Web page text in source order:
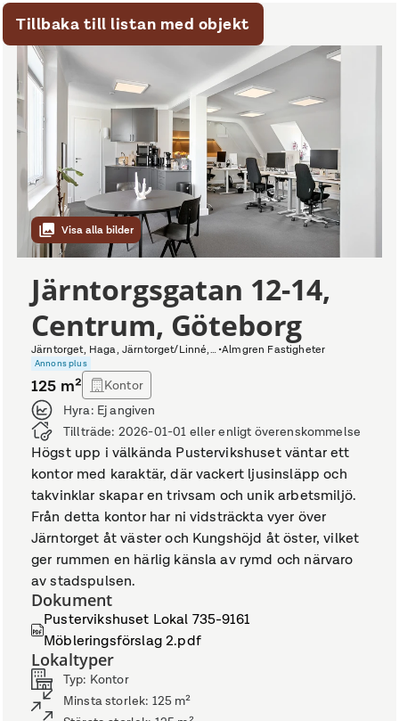
Tillbaka till listan med objekt
Visa alla bilder
Järntorgsgatan 12-14,
Centrum, Göteborg
Järntorget, Haga, Järntorget/Linné, Pustervik •Almgren Fastigheter
Annons plus
125 m²
Kontor
Hyra: Ej angiven
Tillträde: 2026-01-01 eller enligt överenskommelse
Högst upp i välkända Pustervikshuset väntar ett
kontor med karaktär, där vackert ljusinsläpp och
takvinklar skapar en trivsam och unik arbetsmiljö.
Från detta kontor har ni vidsträckta vyer över
Järntorget åt väster och Kungshöjd åt öster, vilket
ger rummen en härlig känsla av rymd och närvaro
av stadspulsen.
Dokument
Pustervikshuset Lokal 735-9161
Möbleringsförslag 2.pdf
Lokaltyper
Typ: Kontor
Minsta storlek: 125 m²